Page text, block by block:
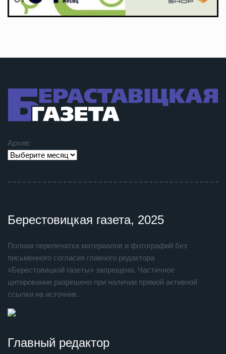
Архив:
Берестовицкая газета, 2025
Полная перепечатка материалов и фотографий без
письменного согласия главного редактора
«Берестовицкой газеты» запрещена. Частичное
цитирование разрешено при наличии прямой активной
ссылки на источник.
Главный редактор